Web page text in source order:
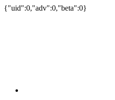
{"uid":0,"adv":0,"beta":0}